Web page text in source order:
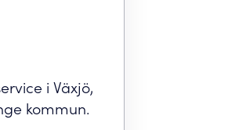
i Växjö,
kommun.